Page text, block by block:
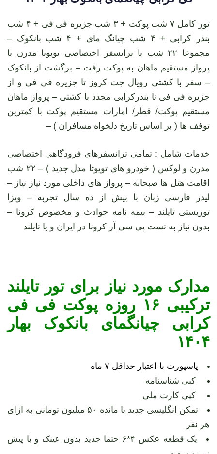
تور کامل ۷ شب پوکت + ۳ شب جزیره فی فی + ۴ شب
بندر کرابی + ۴ شب چیانگ مای + ۴ شب بانکوک –
مجموعا ۲۲ شب با ترانسفر اختصاصی تویوتا مدرن با
پرواز مستقیم ماهان به پوکت رفت – برگشت از بانکوک
– سفر با کشتی رویال جت کروز تا جزیره فی فی و از
جزیره فی فی تا بندرکرابی مجدد با کشتی – پرواز ماهان
مستقیم پوکت/ قطر/ امارات مستقیم پوکت با کمترین
توقف ها ( بر اساس تاریخ دلخواه مسافران ) –
خدمات شامل : تمامی ترانسفرهای فرودگاهی اختصاصی
مدرن و لوکس ( خودرو های تویوتا مدل جدید ) – ۲۲ شب
اقامت هتل ها صبحانه – پرواز های داخلی مورد نیاز نیاز –
لیدر فارسی زبان با بیش از ده سال تجربه – ویزا
توریستی تایلند – بیمه نامه حوادث و مخصوص کرونا –
بدون نیاز به تست پی سی آر کرونا در ایران و یا تایلند
مدارک مورد نیاز برای تور تایلند
ترکیبی ۱۶ روزه پوکت فی فی
کرابی چیانگمای بانکوک بهار
۱۴۰۴
پاسپورت با اعتبار حداقل ۷ ماه
کپی شناسنامه
کپی کارت ملی
تمکن انگلیسی جدید با مانده ۵۰ میلیون تومانی به ازای
هر نفر
یک قطعه عکس ۴*۶ حتما جدید بدون عینک و با پیش